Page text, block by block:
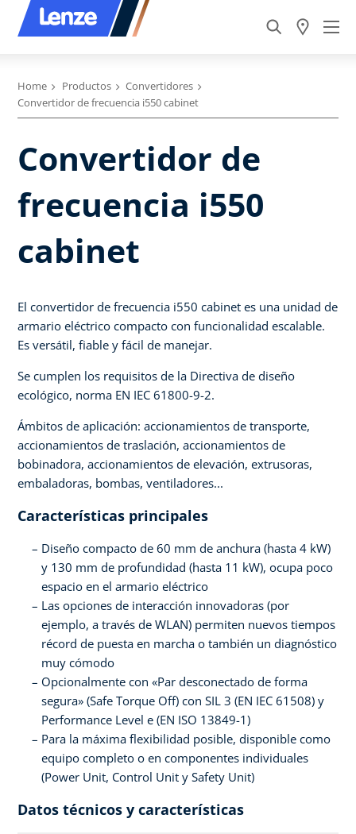
Home Productos
Convertidores
Convertidor de frecuencia i550 cabinet
Convertidor de
frecuencia i550
cabinet
El convertidor de frecuencia i550 cabinet es una unidad de
armario eléctrico compacto con funcionalidad escalable.
Es versátil, fiable y fácil de manejar.
Se cumplen los requisitos de la Directiva de diseño
ecológico, norma EN IEC 61800-9-2.
Ámbitos de aplicación: accionamientos de transporte,
accionamientos de traslación, accionamientos de
bobinadora, accionamientos de elevación, extrusoras,
embaladoras, bombas, ventiladores...
Características principales
Diseño compacto de 60 mm de anchura (hasta 4 kW)
y 130 mm de profundidad (hasta 11 kW), ocupa poco
espacio en el armario eléctrico
Las opciones de interacción innovadoras (por
ejemplo, a través de WLAN) permiten nuevos tiempos
récord de puesta en marcha o también un diagnóstico
muy cómodo
Opcionalmente con «Par desconectado de forma
segura» (Safe Torque Off) con SIL 3 (EN IEC 61508) y
Performance Level e (EN ISO 13849-1)
Para la máxima flexibilidad posible, disponible como
equipo completo o en componentes individuales
(Power Unit, Control Unit y Safety Unit)
Datos técnicos y características